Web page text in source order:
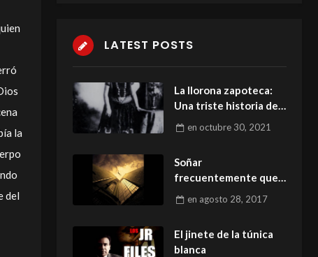
la
del
LATEST POSTS
La llorona zapoteca:
Una triste historia de
amor.en octubre 30, 2021
Soñar
frecuentemente que
te caes
en agosto 28, 2017
El jinete de la túnica
blanca